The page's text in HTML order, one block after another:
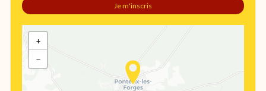
Je m'inscris
+
−